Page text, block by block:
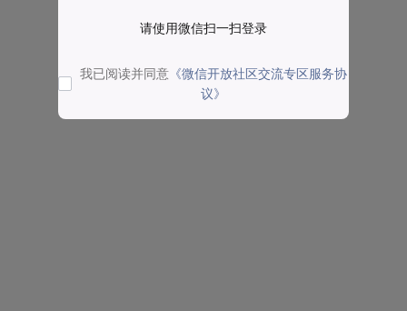
请使用微信扫一扫登录
我已阅读并同意 《微信开放社区交流专区服务协
议》